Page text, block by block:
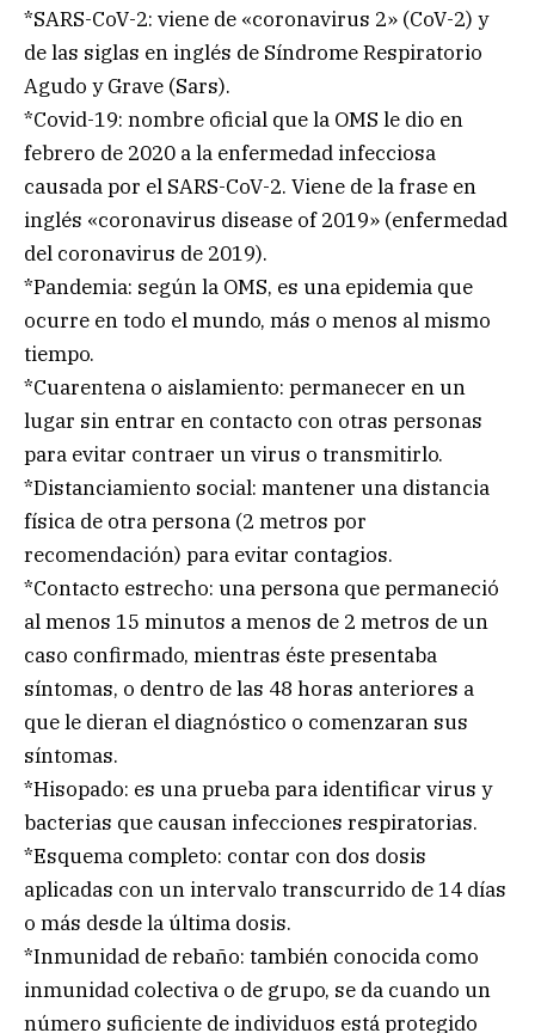
*SARS-CoV-2: viene de «coronavirus 2» (CoV-2) y
de las siglas en inglés de Síndrome Respiratorio
Agudo y Grave (Sars).
*Covid-19: nombre oficial que la OMS le dio en
febrero de 2020 a la enfermedad infecciosa
causada por el SARS-CoV-2. Viene de la frase en
inglés «coronavirus disease of 2019» (enfermedad
del coronavirus de 2019).
*Pandemia: según la OMS, es una epidemia que
ocurre en todo el mundo, más o menos al mismo
tiempo.
*Cuarentena o aislamiento: permanecer en un
lugar sin entrar en contacto con otras personas
para evitar contraer un virus o transmitirlo.
*Distanciamiento social: mantener una distancia
física de otra persona (2 metros por
recomendación) para evitar contagios.
*Contacto estrecho: una persona que permaneció
al menos 15 minutos a menos de 2 metros de un
caso confirmado, mientras éste presentaba
síntomas, o dentro de las 48 horas anteriores a
que le dieran el diagnóstico o comenzaran sus
síntomas.
*Hisopado: es una prueba para identificar virus y
bacterias que causan infecciones respiratorias.
*Esquema completo: contar con dos dosis
aplicadas con un intervalo transcurrido de 14 días
o más desde la última dosis.
*Inmunidad de rebaño: también conocida como
inmunidad colectiva o de grupo, se da cuando un
número suficiente de individuos está protegido